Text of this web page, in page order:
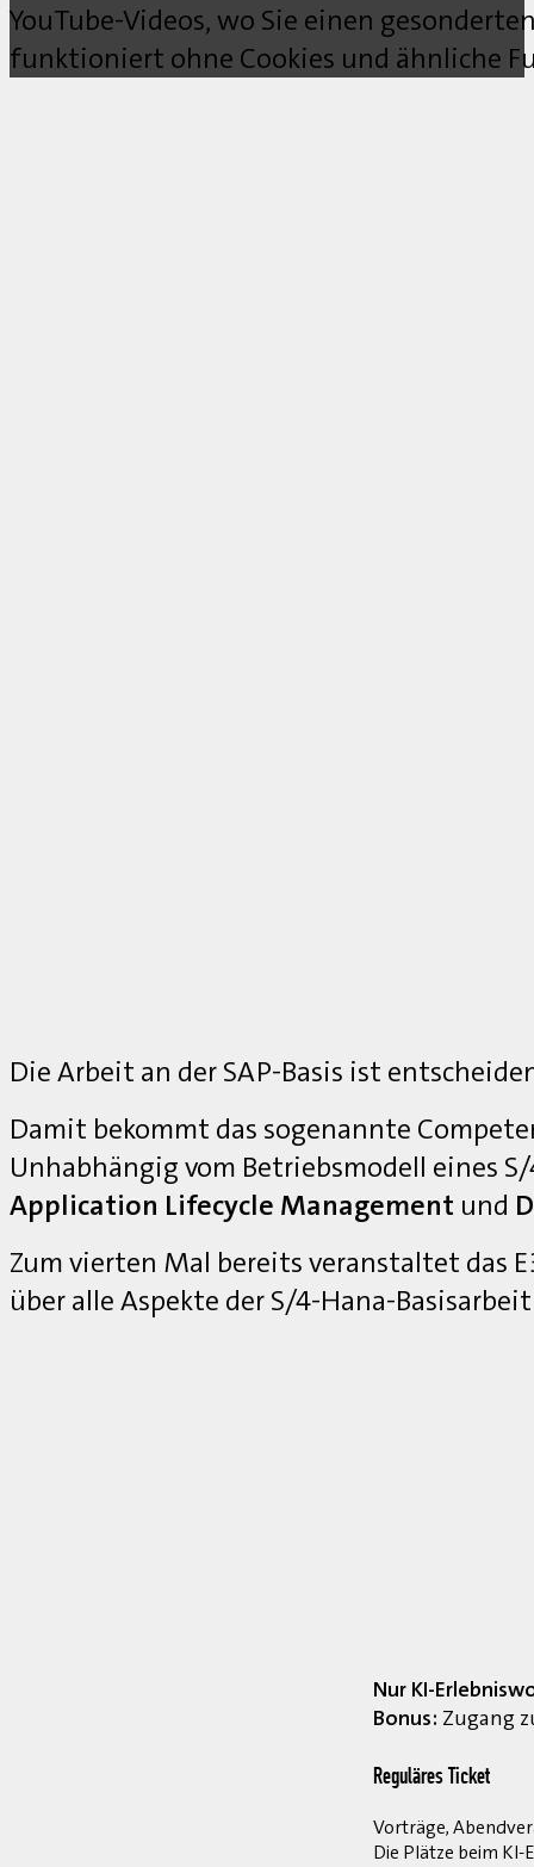
YouTube-Videos, wo Sie einen
funktioniert ohne Cookies und ähnliche
Die Arbeit an der SAP-Basis ist
Damit bekommt das sogenannte
Unhabhängig vom Betriebsmodell eines
Application Lifecycle Management und
Zum vierten Mal bereits veranstaltet das
über alle Aspekte der S/4-Hana-
Nur KI-
Bonus: Zugang
Reguläres Ticket
Vorträge,
Die Plätze beim